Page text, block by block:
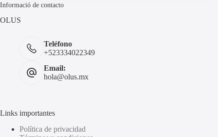
Informació de contacto
OLUS
Teléfono
+523334022349
Email:
hola@olus.mx
Links importantes
Política de privacidad